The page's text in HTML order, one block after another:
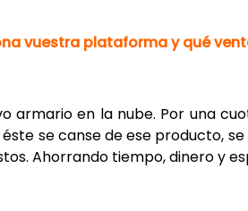
vuestra plataforma y qué
armario en la nube. Por una
se canse de ese producto,
Ahorrando tiempo, dinero y